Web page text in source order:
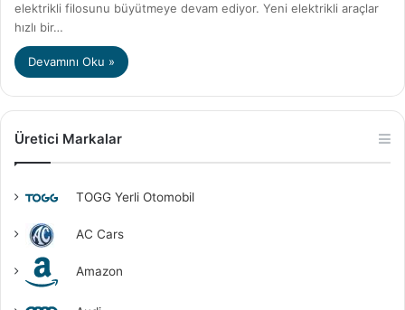
elektrikli filosunu büyütmeye devam ediyor. Yeni elektrikli araçlar
hızlı bir…
Devamını Oku »
Üretici Markalar
TOGG Yerli Otomobil
AC Cars
Amazon